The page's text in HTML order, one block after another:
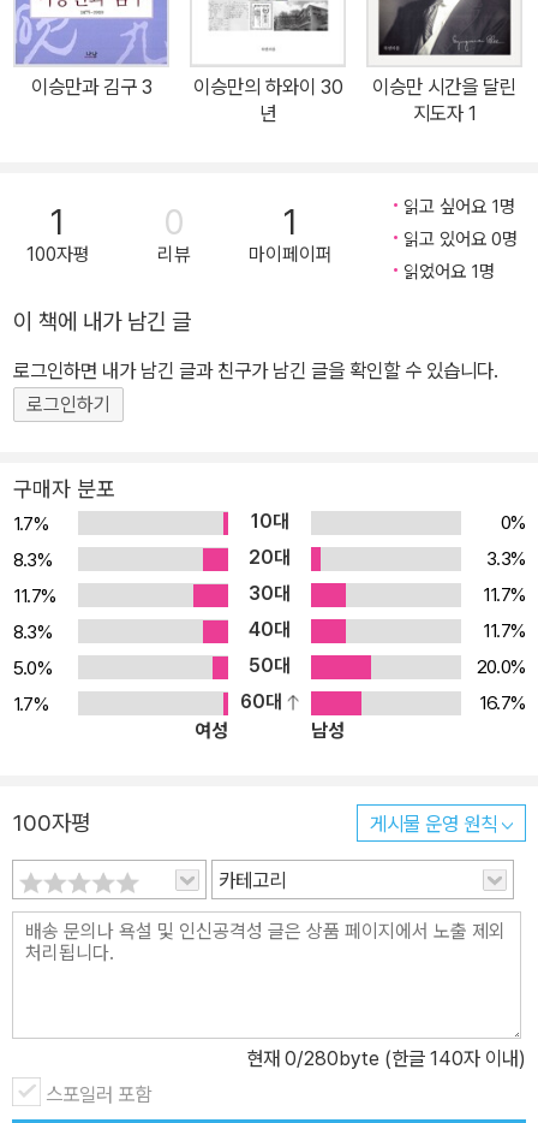
대사의 주요 사건이나 운동의 실상과 두 사람의 관계를 이해하게 되
고, 또 그것이 장차 두 사람의 개인 생애뿐 아니라 한국 현대사에 갖는
의미를 이해하는 성과를 거두게 될 것이다. 이 책에 이어 제2부에서
두 사람이 근대적 국민국가의 건설이라는 과제를 두고 어떻게 고민했
고 행동했는지를 비교분석한다.
이승만과 김구 3
이승만의 하와이 30
년
이승만 시간을 달린
지도자 1
1
100자평
0
리뷰
1
마이페이퍼
읽고 싶어요 1명
읽고 있어요 0명
읽었어요 1명
이 책에 내가 남긴 글
로그인하면 내가 남긴 글과 친구가 남긴 글을 확인할 수 있습니다.
로그인하기
구매자 분포
1.7% 10대
0%
8.3%
20대
3.3%
11.7%
30대
11.7%
8.3%
40대
11.7%
5.0%
50대
20.0%
1.7%
60대
16.7%
여성
남성
100자평 게시물 운영 원칙
카테고리
현재 0/280byte (한글 140자 이내)
스포일러 포함